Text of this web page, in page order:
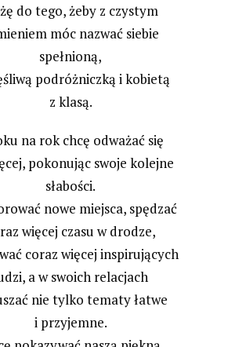
do tego, żeby z czystym
móc nazwać siebie
spełnioną,
podróżniczką i kobietą
z klasą.
na rok chcę odważać się
pokonując swoje kolejne
słabości.
nowe miejsca, spędzać
więcej czasu w drodze,
coraz więcej inspirujących
a w swoich relacjach
nie tylko tematy łatwe
i przyjemne.